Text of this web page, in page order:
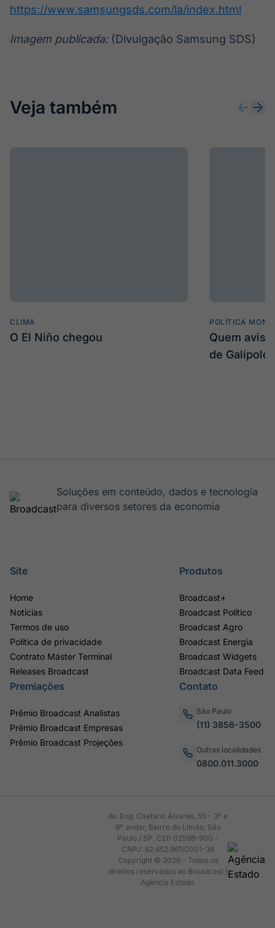
https://www.samsungsds.com/la/index.html
Imagem publicada:(Divulgação Samsung SDS)
Veja também
CLIMA
O El Niño chegou
POLÍTICA
Quem
de Galípolo
Soluções em conteúdo, dados e tecnologia
para diversos setores da economia
Site
Home
Notícias
Termos de uso
Política de privacidade
Contrato Máster Terminal
Releases Broadcast
Produtos
Broadcast+
Broadcast Político
Broadcast Agro
Broadcast Energia
Broadcast Widgets
Broadcast Data Feed
Premiações
Prêmio Broadcast Analistas
Prêmio Broadcast Empresas
Prêmio Broadcast Projeções
Contato
São Paulo
(11) 3856-3500
Outras localidades
0800.011.3000
Av. Eng. Caetano Álvares, 55 - 3º e
6º andar, Bairro do Limão, São
Paulo / SP, CEP 02598-900 -
CNPJ: 62.652.961/0001-38
Copyright © 2026 - Todos os
direitos reservados ao Broadcast |
Agência Estado.